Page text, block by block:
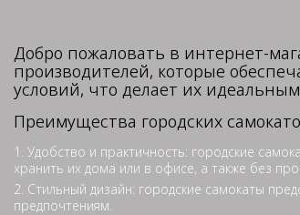
Добро пожаловать в интернет-
производителей, которые
условий, что делает их
Преимущества городских
Удобство и практичность: городские
хранить их дома или в офисе, а также без
Стильный дизайн: городские самокаты
предпочтениям.